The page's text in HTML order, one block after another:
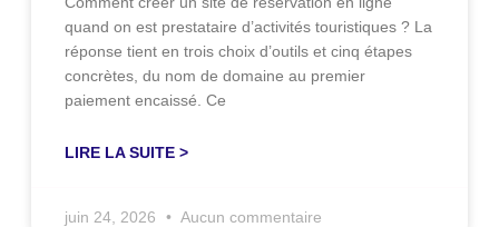
quand on est prestataire d’activités touristiques ? La
réponse tient en trois choix d’outils et cinq étapes
concrètes, du nom de domaine au premier
paiement encaissé. Ce
LIRE LA SUITE >
juin 24, 2026 Aucun commentaire